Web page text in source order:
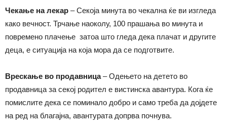
Чекање на лекар – Секоја минута во чекална ќе ви изгледа
како вечност. Трчање наоколу, 100 прашања во минута и
повремено плачење затоа што гледа дека плачат и другите
деца, е ситуација на која мора да се подготвите.
Врескање во продавница– Одењето на детето во
продавница за секој родител е вистинска авантура. Кога ќе
помислите дека се поминало добро и само треба да дојдете
на ред на благајна, авантурата допрва почнува.